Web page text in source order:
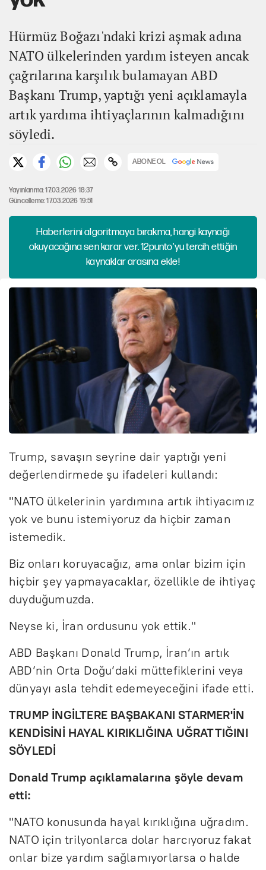
Hürmüz Boğazı'ndaki krizi aşmak adına
NATO ülkelerinden yardım isteyen ancak
çağrılarına karşılık bulamayan ABD
Başkanı Trump, yaptığı yeni açıklamayla
artık yardıma ihtiyaçlarının kalmadığını
söyledi.
ABONE OL
Yayınlanma: 17.03.2026 18:37
Güncelleme: 17.03.2026 19:51
Haberlerini algoritmaya bırakma, hangi kaynağı
okuyacağına sen karar ver. 12punto'yu tercih ettiğin
kaynaklar arasına ekle!
Trump, savaşın seyrine dair yaptığı yeni
değerlendirmede şu ifadeleri kullandı:
"NATO ülkelerinin yardımına artık ihtiyacımız
yok ve bunu istemiyoruz da hiçbir zaman
istemedik.
Biz onları koruyacağız, ama onlar bizim için
hiçbir şey yapmayacaklar, özellikle de ihtiyaç
duyduğumuzda.
Neyse ki, İran ordusunu yok ettik."
ABD Başkanı Donald Trump, İran’ın artık
ABD’nin Orta Doğu’daki müttefiklerini veya
dünyayı asla tehdit edemeyeceğini ifade etti.
TRUMP İNGİLTERE BAŞBAKANI STARMER'İN
KENDİSİNİ HAYAL KIRIKLIĞINA UĞRATTIĞINI
SÖYLEDİ
Donald Trump açıklamalarına şöyle devam
etti:
"NATO konusunda hayal kırıklığına uğradım.
NATO için trilyonlarca dolar harcıyoruz fakat
onlar bize yardım sağlamıyorlarsa o halde